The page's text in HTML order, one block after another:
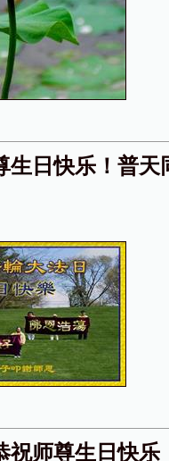
生日快乐！普天
祝师尊生日快乐